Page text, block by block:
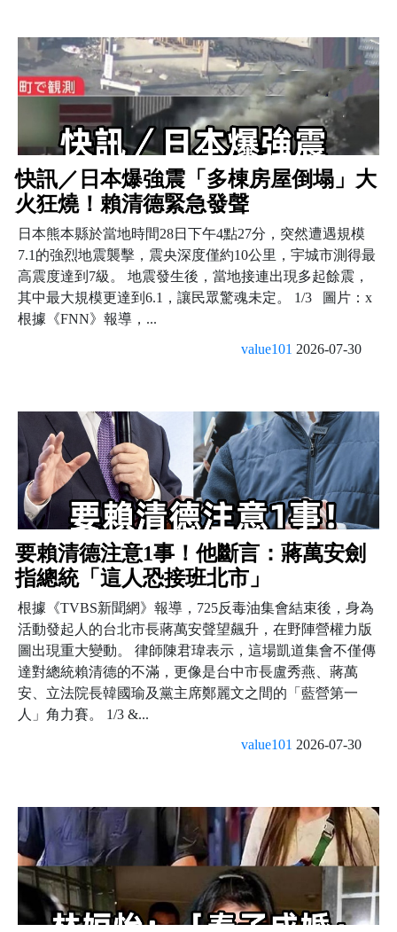
快訊／日本爆強震「多棟房屋倒塌」大
火狂燒！賴清德緊急發聲
日本熊本縣於當地時間28日下午4點27分，突然遭遇規模
7.1的強烈地震襲擊，震央深度僅約10公里，宇城市測得最
高震度達到7級。 地震發生後，當地接連出現多起餘震，
其中最大規模更達到6.1，讓民眾驚魂未定。 1/3 圖片：x
根據《FNN》報導，...
value101 2026-07-30
要賴清德注意1事！他斷言：蔣萬安劍
指總統「這人恐接班北市」
根據《TVBS新聞網》報導，725反毒油集會結束後，身為
活動發起人的台北市長蔣萬安聲望飆升，在野陣營權力版
圖出現重大變動。 律師陳君瑋表示，這場凱道集會不僅傳
達對總統賴清德的不滿，更像是台中市長盧秀燕、蔣萬
安、立法院長韓國瑜及黨主席鄭麗文之間的「藍營第一
人」角力賽。 1/3 &...
value101 2026-07-30